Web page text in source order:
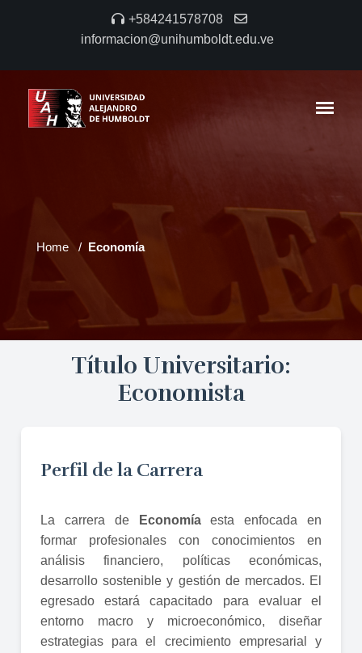
+584241578708
informacion@unihumboldt.edu.ve
Home Economía
Título Universitario:
Economista
Perfil de la Carrera
La carrera de Economíaesta enfocada en
formar profesionales con conocimientos en
análisis financiero, políticas económicas,
desarrollo sostenible y gestión de mercados. El
egresado estará capacitado para evaluar el
entorno macro y microeconómico, diseñar
estrategias para el crecimiento empresarial y